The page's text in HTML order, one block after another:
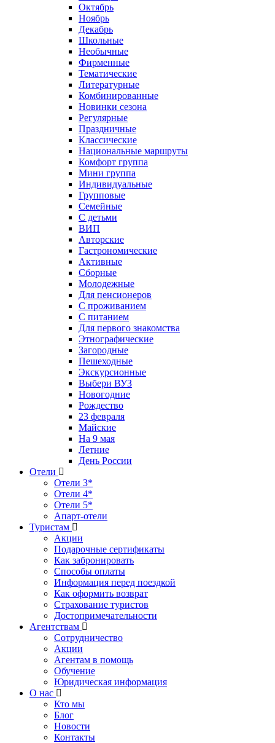
Октябрь
Ноябрь
Декабрь
Школьные
Необычные
Фирменные
Тематические
Литературные
Комбинированные
Новинки сезона
Регулярные
Праздничные
Классические
Национальные маршруты
Комфорт группа
Мини группа
Индивидуальные
Групповые
Семейные
С детьми
ВИП
Авторские
Гастрономические
Активные
Сборные
Молодежные
Для пенсионеров
С проживанием
С питанием
Для первого знакомства
Этнографические
Загородные
Пешеходные
Экскурсионные
Выбери ВУЗ
Новогодние
Рождество
23 февраля
Майские
На 9 мая
Летние
День России
Отели
Отели 3*
Отели 4*
Отели 5*
Апарт-отели
Туристам
Акции
Подарочные сертификаты
Как забронировать
Способы оплаты
Информация перед поездкой
Как оформить возврат
Страхование туристов
Достопримечательности
Агентствам
Сотрудничество
Акции
Агентам в помощь
Обучение
Юридическая информация
О нас
Кто мы
Блог
Новости
Контакты